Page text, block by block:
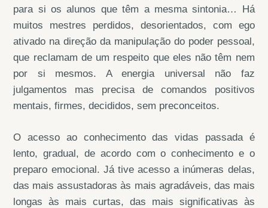
para si os alunos que têm a mesma sintonia… Há
muitos mestres perdidos, desorientados, com ego
ativado na direção da manipulação do poder pessoal,
que reclamam de um respeito que eles não têm nem
por si mesmos. A energia universal não faz
julgamentos mas precisa de comandos positivos
mentais, firmes, decididos, sem preconceitos.
O acesso ao conhecimento das vidas passada é
lento, gradual, de acordo com o conhecimento e o
preparo emocional. Já tive acesso a inúmeras delas,
das mais assustadoras às mais agradáveis, das mais
longas às mais curtas, das mais significativas às